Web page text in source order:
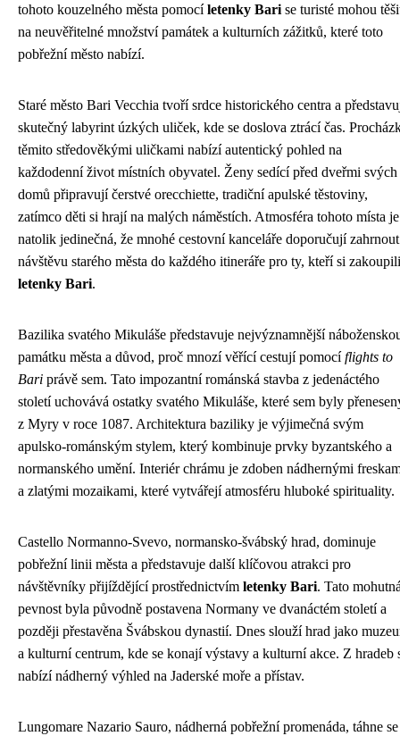
tohoto kouzelného města pomocíletenky Bari se turisté mohou
na neuvěřitelné množství památek a kulturních zážitků, které toto
pobřežní město nabízí.
Staré město Bari Vecchia tvoří srdce historického centra a
skutečný labyrint úzkých uliček, kde se doslova ztrácí čas.
těmito středověkými uličkami nabízí autentický pohled na
každodenní život místních obyvatel. Ženy sedící před dveřmi svých
domů připravují čerstvé orecchiette, tradiční apulské těstoviny,
zatímco děti si hrají na malých náměstích. Atmosféra tohoto místa je
natolik jedinečná, že mnohé cestovní kanceláře doporučují zahrnout
návštěvu starého města do každého itineráře pro ty, kteří si zakoupili
letenky Bari.
Bazilika svatého Mikuláše představuje nejvýznamnější
památku města a důvod, proč mnozí věřící cestují pomocíflights to
Bari právě sem. Tato impozantní románská stavba z jedenáctého
století uchovává ostatky svatého Mikuláše, které sem byly
z Myry v roce 1087. Architektura baziliky je výjimečná svým
apulsko-románským stylem, který kombinuje prvky byzantského a
normanského umění. Interiér chrámu je zdoben nádhernými
a zlatými mozaikami, které vytvářejí atmosféru hluboké spirituality.
Castello Normanno-Svevo, normansko-švábský hrad, dominuje
pobřežní linii města a představuje další klíčovou atrakci pro
návštěvníky přijíždějící prostřednictvím letenky Bari. Tato
pevnost byla původně postavena Normany ve dvanáctém století a
později přestavěna Švábskou dynastií. Dnes slouží hrad jako
a kulturní centrum, kde se konají výstavy a kulturní akce. Z hradeb
nabízí nádherný výhled na Jaderské moře a přístav.
Lungomare Nazario Sauro, nádherná pobřežní promenáda, táhne se